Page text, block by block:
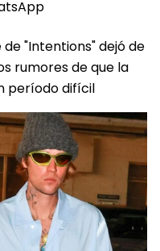
"Intentions" dejó de
rumores de que la
período difícil